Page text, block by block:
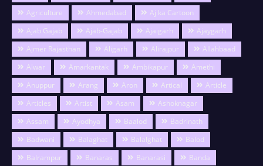
Agriculture
Ahmedabad
Aj ka Cartoon
Ajab Gajab
Ajab-Gajab Ajaigarh
Ajaygarh
Ajmer Rajasthan
Aligarh Alirajpur
Allahbaad
Alwar
Amarkantak Ambikapur
Amethi
Anuppur
Arang Aron Artical
Article
Articles
Artist Asam
Ashoknagar
Assam
Ayodhya Baalod
Badrinath
Badwani
Balaghat Balalghat
Balod
Balrampur
Banaras Banarasi
Banda